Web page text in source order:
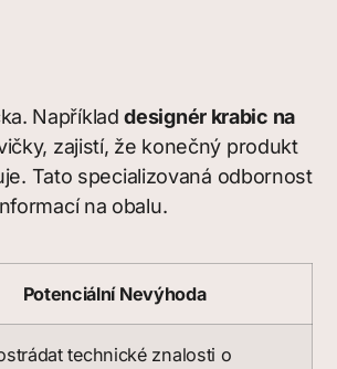
Napříkladdesignér krabic na
zajistí, že konečný produkt
Tato specializovaná odbornost
na obalu.
Potenciální Nevýhoda
technické znalosti o